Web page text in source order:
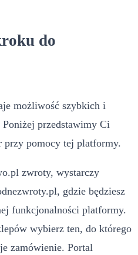
do
możliwość szybkich i
przedstawimy Ci
przy pomocy tej platformy.
zwroty, wystarczy
gdzie będziesz
funkcjonalności platformy.
wybierz ten, do którego
zamówienie. Portal